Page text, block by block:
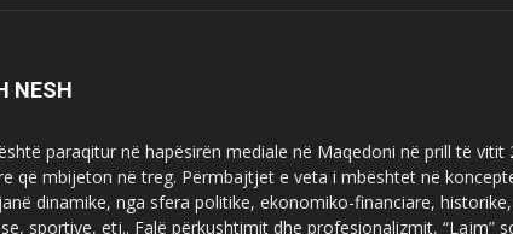
NESH
paraqitur në hapësirën mediale në Maqedoni në prill të
që mbijeton në treg. Përmbajtjet e veta i mbështet në
dinamike, nga sfera politike, ekonomiko-financiare,
sportive, etj.. Falë përkushtimit dhe profesionalizmit, “Lajm”